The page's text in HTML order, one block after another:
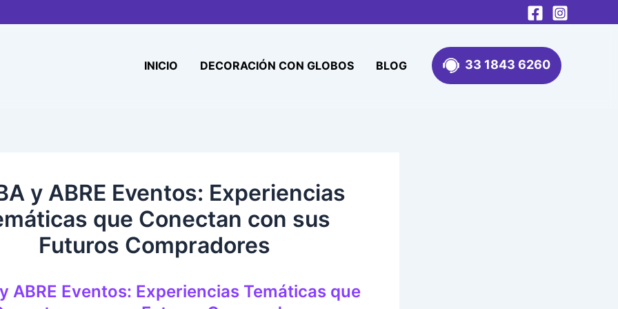
INICIO
DECORACIÓN CON GLOBOS BLOG 33 1843 6260
y ABRE Eventos: Experiencias
que Conectan con sus
Futuros Compradores
ABRE Eventos: Experiencias Temáticas que